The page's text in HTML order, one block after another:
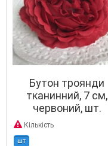
Бутон троянди
тканинний, 7 см,
червоний, шт.
Кількість
шт